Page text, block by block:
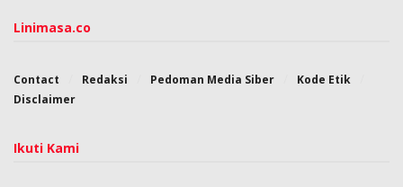
Linimasa.co
Contact Redaksi Pedoman Media Siber
Kode Etik
Disclaimer
Ikuti Kami